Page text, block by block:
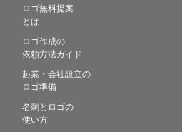
ロゴ無料提案
とは
ロゴ作成の
依頼方法ガイド
起業・会社設立の
ロゴ準備
名刺とロゴの
使い方